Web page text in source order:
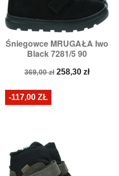
Śniegowce MRUGAŁA Iwo
Black 7281/5 90
Cena
369,00 zł Cena
258,30 zł
-117,00 ZŁ